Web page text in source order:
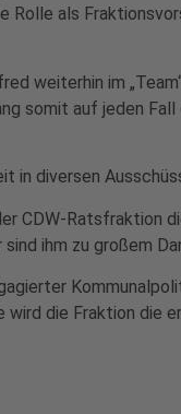
Rolle als
weiterhin im
somit auf jeden
in diversen
CDW-Ratsfraktion
ihm zu großem
die Fraktion die